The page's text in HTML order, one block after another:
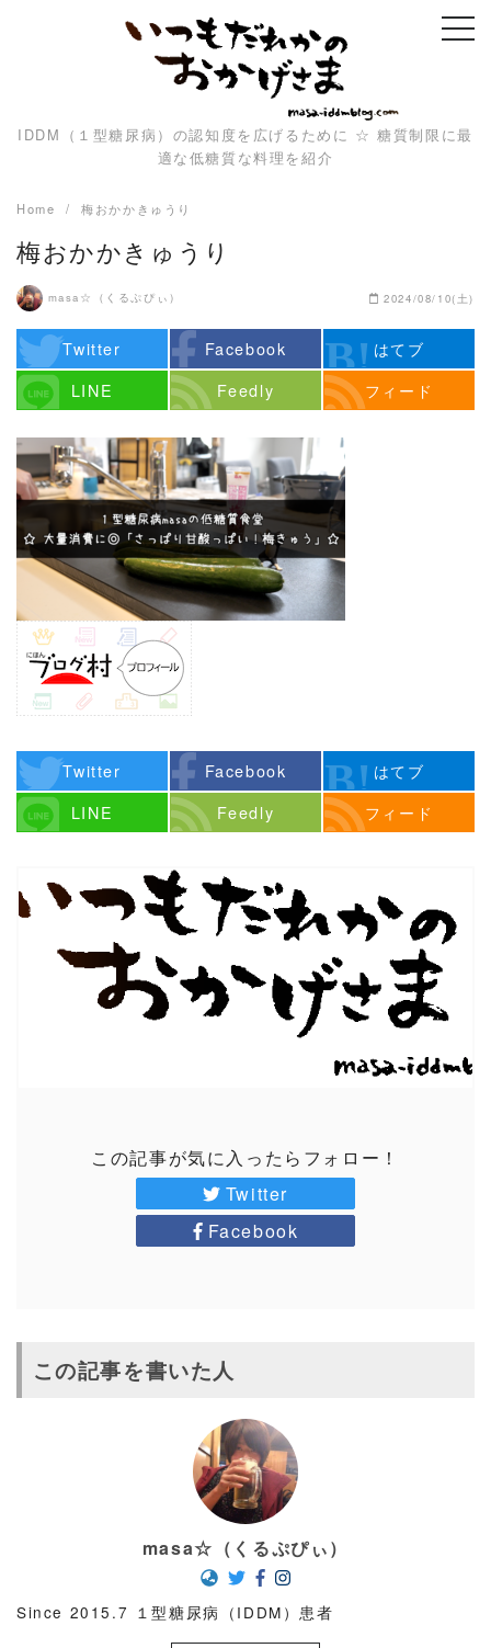
IDDM（１型糖尿病）の認知度を広げるために ☆ 糖質制限に最
適な低糖質な料理を紹介
Home 梅おかかきゅうり
梅おかかきゅうり
masa☆（くるぷぴぃ） 2024/08/10(土)
Twitter Facebook
はてブ
LINE
Feedly フィード
Twitter Facebook
はてブ
LINE
Feedly フィード
この記事が気に入ったらフォロー！
Twitter
Facebook
この記事を書いた人
masa☆（くるぷぴぃ）
Since 2015.7 １型糖尿病（IDDM）患者